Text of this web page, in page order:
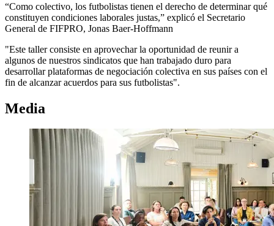
“Como colectivo, los futbolistas tienen el derecho de determinar qué
constituyen condiciones laborales justas,” explicó el Secretario
General de FIFPRO, Jonas Baer-Hoffmann
"Este taller consiste en aprovechar la oportunidad de reunir a
algunos de nuestros sindicatos que han trabajado duro para
desarrollar plataformas de negociación colectiva en sus países con el
fin de alcanzar acuerdos para sus futbolistas".
Media